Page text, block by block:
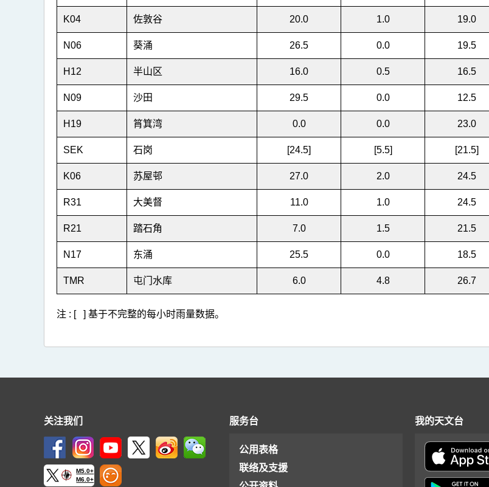
K04 佐敦谷 20.0 1.0 19.0
N06 葵涌 26.5 0.0 19.5
H12 半山区 16.0 0.5 16.5
N09 沙田 29.5 0.0 12.5
H19 筲箕湾 0.0 0.0 23.0
SEK 石岗 [24.5] [5.5] [21.5]
K06 苏屋邨 27.0 2.0 24.5
R31 大美督 11.0 1.0 24.5
R21 踏石角 7.0 1.5 21.5
N17 东涌 25.5 0.0 18.5
TMR 屯门水库 6.0 4.8 26.7
注 : [ ] 基于不完整的每小时雨量数据。
关注我们
M5.0+
M6.0+
服务台
公用表格
联络及支援
我的天文台